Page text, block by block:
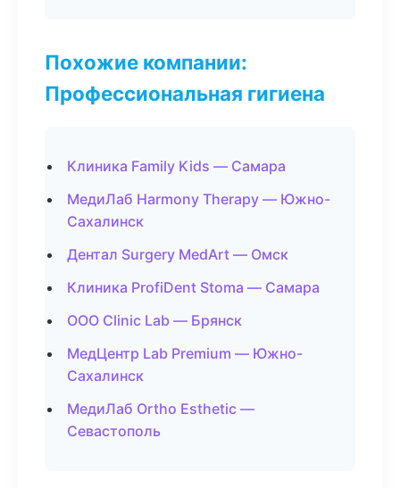
Похожие компании:
Профессиональная гигиена
Клиника Family Kids — Самара
МедиЛаб Harmony Therapy — Южно-
Сахалинск
Дентал Surgery MedArt — Омск
Клиника ProfiDent Stoma — Самара
ООО Clinic Lab — Брянск
МедЦентр Lab Premium — Южно-
Сахалинск
МедиЛаб Ortho Esthetic —
Севастополь